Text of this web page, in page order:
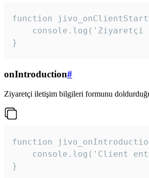
function
console.log('Ziyaretçi
}
onIntroduction#
Ziyaretçi iletişim bilgileri formunu
function
console.log('Client
}